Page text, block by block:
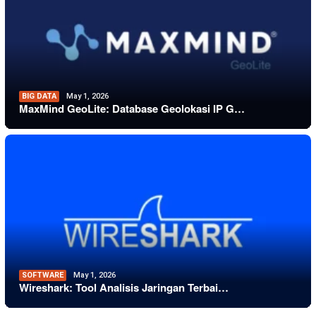
BIG DATA May 1, 2026
MaxMind GeoLite: Database Geolokasi IP G…
SOFTWARE May 1, 2026
Wireshark: Tool Analisis Jaringan Terbai…